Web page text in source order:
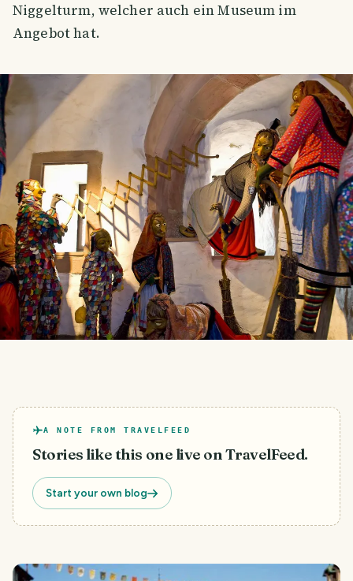
Niggelturm, welcher auch ein Museum im
Angebot hat.
A NOTE FROM TRAVELFEED
Stories like this one live on TravelFeed.
Start your own blog